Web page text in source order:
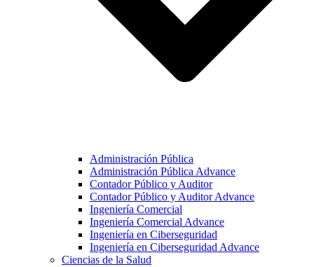
Administración Pública
Administración Pública Advance
Contador Público y Auditor
Contador Público y Auditor Advance
Ingeniería Comercial
Ingeniería Comercial Advance
Ingeniería en Ciberseguridad
Ingeniería en Ciberseguridad Advance
Ciencias de la Salud